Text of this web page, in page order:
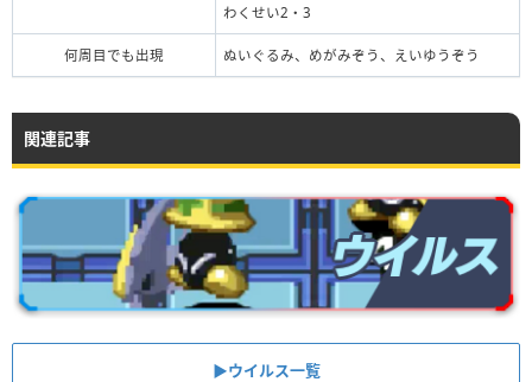
わくせい2・3
何周目でも出現 ぬいぐるみ、めがみぞう、えいゆうぞう
関連記事
▶︎ウイルス一覧